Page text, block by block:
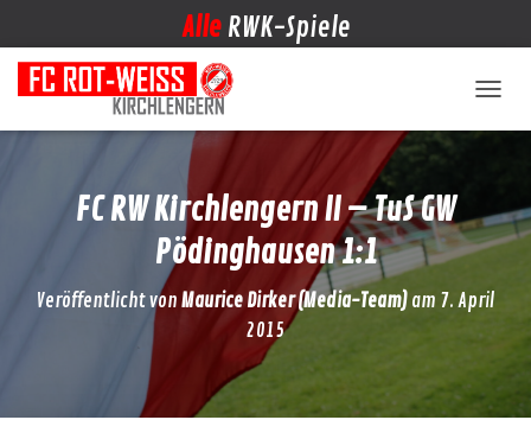
Alle RWK-Spiele
FC RW Kirchlengern II – TuS GW
Pödinghausen 1:1
Veröffentlicht von Maurice Dirker (Media-Team) am 7. April
2015